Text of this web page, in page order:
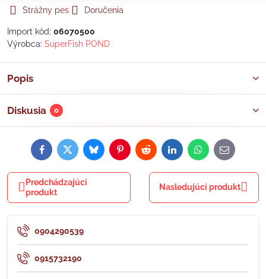
Strážny pes Doručenia
Import kód: 06070500
Výrobca: SuperFish POND
Popis
Diskusia 0
FacebookTwitterBlueskyPinterestRedditLinkedInWhatsApp
E-
mail
Predchádzajúci
produkt
Nasledujúci produkt
0904290539
0915732190